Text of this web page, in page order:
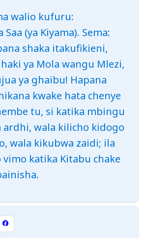
walio kufuru:
(ya Kiyama). Sema:
shaka itakufikieni,
ya Mola wangu Mlezi,
ya ghaibu! Hapana
kwake hata chenye
tu, si katika mbingu
ardhi, wala kilicho kidogo
wala kikubwa zaidi; ila
vimo katika Kitabu chake